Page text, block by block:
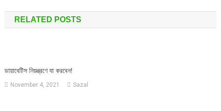
navigation
RELATED POSTS
ডায়াবেটিস নিয়ন্ত্রণে যা করবেন!
November 4, 2021 Sazal